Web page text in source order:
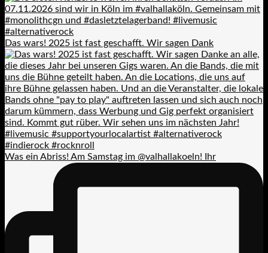
Das wars! 2025 ist fast geschafft. Wir sagen Dank
Was ein Abriss! Am Samstag im @valhallakoeln! Ihr